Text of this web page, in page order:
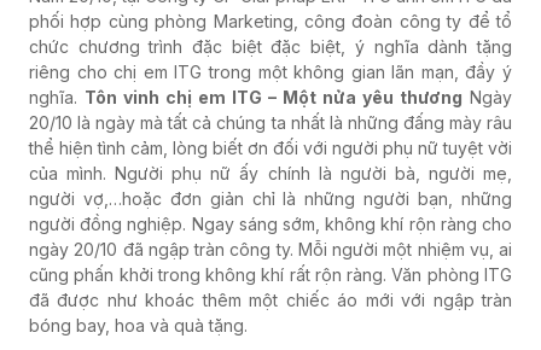
phối hợp cùng phòng Marketing, công đoàn công ty để tổ
chức chương trình đặc biệt đặc biệt, ý nghĩa dành tặng
riêng cho chị em ITG trong một không gian lãn mạn, đầy ý
nghĩa. Tôn vinh chị em ITG – Một nửa yêu thương Ngày
20/10 là ngày mà tất cả chúng ta nhất là những đấng mày râu
thể hiện tình cảm, lòng biết ơn đối với người phụ nữ tuyệt vời
của mình. Người phụ nữ ấy chính là người bà, người mẹ,
người vợ,…hoặc đơn giản chỉ là những người bạn, những
người đồng nghiệp. Ngay sáng sớm, không khí rộn ràng cho
ngày 20/10 đã ngập tràn công ty. Mỗi người một nhiệm vụ, ai
cũng phấn khởi trong không khí rất rộn ràng. Văn phòng ITG
đã được như khoác thêm một chiếc áo mới với ngập tràn
bóng bay, hoa và quà tặng.